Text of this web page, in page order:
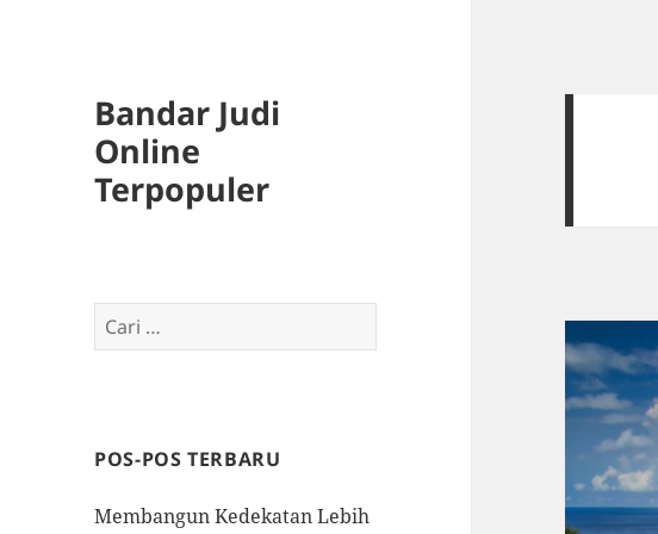
Bandar Judi
Online
Terpopuler
Cari
untuk:
POS-POS TERBARU
Membangun Kedekatan Lebih